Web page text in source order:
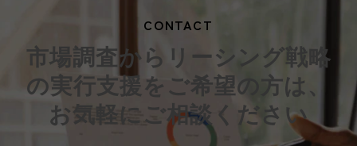
CONTACT
市場調査からリーシング戦略
の実行支援をご希望の方は、
お気軽にご相談ください